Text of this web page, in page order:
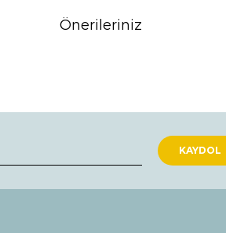
Önerileriniz
KAYDOL